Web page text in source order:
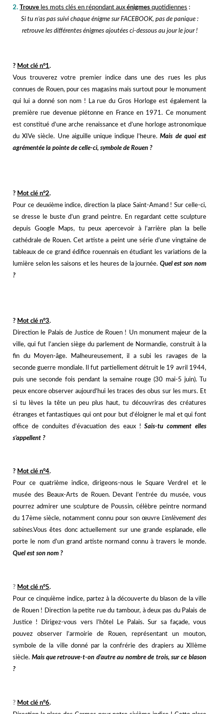
2.
Trouve les mots clés en répondant aux énigmesquotidiennes :
Si tu n’as pas suivi chaque énigme sur FACEBOOK, pas de panique :
retrouve les différentes énigmes ajoutées ci-dessous au jour le jour !
?️ Mot clé n°1.
Vous trouverez votre premier indice dans une des rues les plus
connues de Rouen, pour ces magasins mais surtout pour le monument
qui lui a donné son nom ! La rue du Gros Horloge est également la
première rue devenue piétonne en France en 1971. Ce monument
est constitué d’une arche renaissance et d’une horloge astronomique
du XIVe siècle. Une aiguille unique indique l’heure.Mais de quoi est
agrémentée la pointe de celle-ci, symbole de Rouen ?
?️ Mot clé n°2.
Pour ce deuxième indice, direction la place Saint-Amand ! Sur celle-ci,
se dresse le buste d’un grand peintre. En regardant cette sculpture
depuis Google Maps, tu peux apercevoir à l’arrière plan la belle
cathédrale de Rouen. Cet artiste a peint une série d’une vingtaine de
tableaux de ce grand édifice rouennais en étudiant les variations de la
lumière selon les saisons et les heures de la journée. Quel est son nom
?
?️ Mot clé n°3.
Direction le Palais de Justice de Rouen ! Un monument majeur de la
ville, qui fut l’ancien siège du parlement de Normandie, construit à la
fin du Moyen-âge. Malheureusement, il a subi les ravages de la
seconde guerre mondiale. Il fut partiellement détruit le 19 avril 1944,
puis une seconde fois pendant la semaine rouge (30 mai-5 juin). Tu
peux encore observer aujourd’hui les traces des obus sur les murs. Et
si tu lèves la tête un peu plus haut, tu découvriras des créatures
étranges et fantastiques qui ont pour but d’éloigner le mal et qui font
office de conduites d’évacuation des eaux ! Sais-tu comment elles
s’appellent ?
?️ Mot clé n°4.
Pour ce quatrième indice, dirigeons-nous le Square Verdrel et le
musée des Beaux-Arts de Rouen. Devant l’entrée du musée, vous
pourrez admirer une sculpture de Poussin, célèbre peintre normand
du 17ème siècle, notamment connu pour son œuvre L’enlèvement des
sabines.Vous êtes donc actuellement sur une grande esplanade, elle
porte le nom d’un grand artiste normand connu à travers le monde.
Quel est son nom ?
?️ Mot clé n°5.
Pour ce cinquième indice, partez à la découverte du blason de la ville
de Rouen ! Direction la petite rue du tambour, à deux pas du Palais de
Justice ! Dirigez-vous vers l’hôtel Le Palais. Sur sa façade, vous
pouvez observer l’armoirie de Rouen, représentant un mouton,
symbole de la ville donné par la confrérie des drapiers au XIIème
siècle. Mais que retrouve-t-on d’autre au nombre de trois, sur ce blason
?
?️ Mot clé n°6.